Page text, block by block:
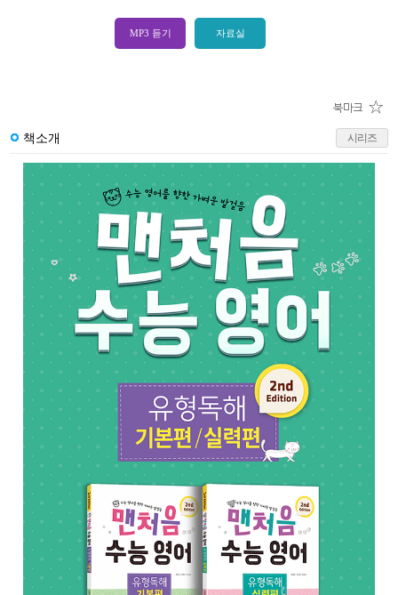
MP3 듣기 자료실
책소개 시리즈